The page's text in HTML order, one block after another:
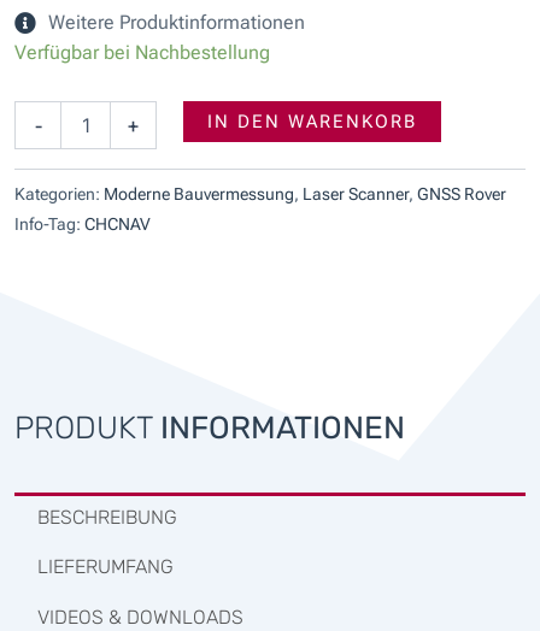
Weitere Produktinformationen
Verfügbar bei Nachbestellung
-
CHCNAV
3D
LiDAR
SLAM
Scanner
Menge
+ IN DEN WARENKORB
Kategorien: Moderne Bauvermessung, Laser Scanner, GNSS Rover
Info-Tag: CHCNAV
PRODUKT INFORMATIONEN
BESCHREIBUNG
LIEFERUMFANG
VIDEOS & DOWNLOADS